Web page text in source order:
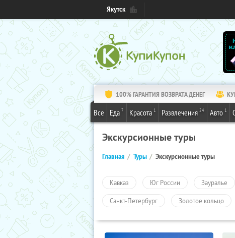
Якутск
100% ГАРАНТИЯ ВОЗВРАТА ДЕНЕГ
Все Еда 7 Красота 1 Развлечения 24 Авто 1
Экскурсионные туры
Главная Туры Экскурсионные туры
Кавказ Юг России Зауралье
Санкт-Петербург Золотое кольцо